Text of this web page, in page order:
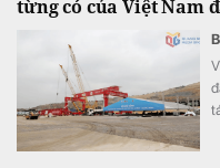
từng có của Việt Nam